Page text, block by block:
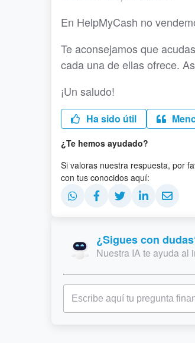
En HelpMyCash no
Te aconsejamos que
cada una de ellas ofrece.
¡Un saludo!
Ha sido útil
¿Te hemos ayudado?
Si valoras nuestra respuesta, por
con tus conocidos aquí:
¿Sigues con
Nuestra IA te ayuda al